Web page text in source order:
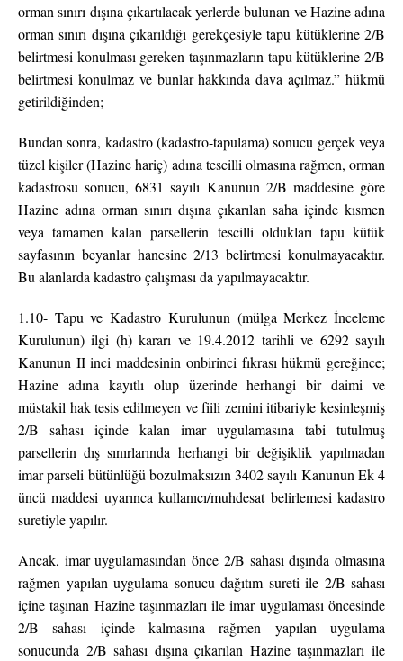
orman sınırı dışına çıkartılacak yerlerde bulunan ve Hazine adına
orman sınırı dışına çıkarıldığı gerekçesiyle tapu kütüklerine 2/B
belirtmesi konulması gereken taşınmazların tapu kütüklerine 2/B
belirtmesi konulmaz ve bunlar hakkında dava açılmaz.” hükmü
getirildiğinden;
Bundan sonra, kadastro (kadastro-tapulama) sonucu gerçek veya
tüzel kişiler (Hazine hariç) adına tescilli olmasına rağmen, orman
kadastrosu sonucu, 6831 sayılı Kanunun 2/B maddesine göre
Hazine adına orman sınırı dışına çıkarılan saha içinde kısmen
veya tamamen kalan parsellerin tescilli oldukları tapu kütük
sayfasının beyanlar hanesine 2/13 belirtmesi konulmayacaktır.
Bu alanlarda kadastro çalışması da yapılmayacaktır.
1.10- Tapu ve Kadastro Kurulunun (mülga Merkez İnceleme
Kurulunun) ilgi (h) kararı ve 19.4.2012 tarihli ve 6292 sayılı
Kanunun II inci maddesinin onbirinci fıkrası hükmü gereğince;
Hazine adına kayıtlı olup üzerinde herhangi bir daimi ve
müstakil hak tesis edilmeyen ve fiili zemini itibariyle kesinleşmiş
2/B sahası içinde kalan imar uygulamasına tabi tutulmuş
parsellerin dış sınırlarında herhangi bir değişiklik yapılmadan
imar parseli bütünlüğü bozulmaksızın 3402 sayılı Kanunun Ek 4
üncü maddesi uyarınca kullanıcı/muhdesat belirlemesi kadastro
suretiyle yapılır.
Ancak, imar uygulamasından önce 2/B sahası dışında olmasına
rağmen yapılan uygulama sonucu dağıtım sureti ile 2/B sahası
içine taşınan Hazine taşınmazları ile imar uygulaması öncesinde
2/B sahası içinde kalmasına rağmen yapılan uygulama
sonucunda 2/B sahası dışına çıkarılan Hazine taşınmazları ile